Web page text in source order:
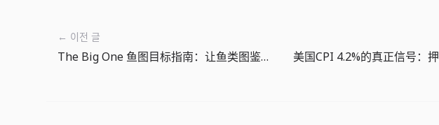
← 이전 글
The Big One 鱼图目标指南：让鱼类图鉴更好用